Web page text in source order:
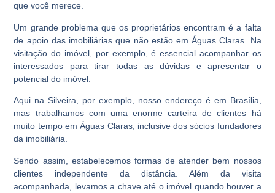
que você merece.
Um grande problema que os proprietários encontram é a falta
de apoio das imobiliárias que não estão em Águas Claras. Na
visitação do imóvel, por exemplo, é essencial acompanhar os
interessados para tirar todas as dúvidas e apresentar o
potencial do imóvel.
Aqui na Silveira, por exemplo, nosso endereço é em Brasília,
mas trabalhamos com uma enorme carteira de clientes há
muito tempo em Águas Claras, inclusive dos sócios fundadores
da imobiliária.
Sendo assim, estabelecemos formas de atender bem nossos
clientes independente da distância. Além da visita
acompanhada, levamos a chave até o imóvel quando houver a